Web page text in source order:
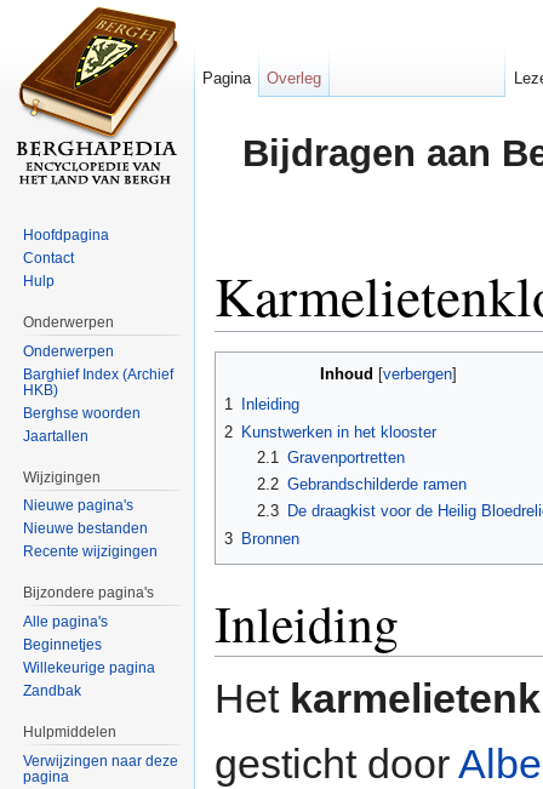
Bijdragen aan
Inhoud [verbergen
1
Inleiding
2 Kunstwerken in het klooster
2.1 Gravenportretten
2.2 Gebrandschilderde ramen
2.3
De draagkist voor de Heilig
3 Bronnen
Inleiding
Het
gesticht door
Pagina Overleg
Hoofdpagina
Contact
Hulp
Onderwerpen
Onderwerpen
Barghief Index (Archief
HKB)
Berghse woorden
Jaartallen
Wijzigingen
Nieuwe pagina's
Nieuwe bestanden
Recente wijzigingen
Bijzondere pagina's
Alle pagina's
Beginnetjes
Willekeurige pagina
Zandbak
Hulpmiddelen
Verwijzingen naar deze
pagina